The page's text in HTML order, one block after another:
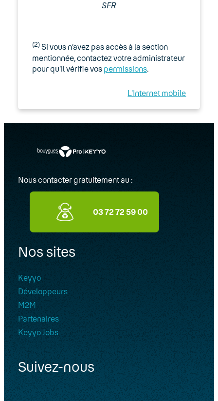
SFR
(2)Si vous n’avez pas accès à la section
mentionnée, contactez votre administrateur
pour qu’il vérifie vos permissions.
L’Internet mobile
Nous contacter gratuitement au :
03 72 72 59 00
Nos sites
Keyyo
Développeurs
M2M
Partenaires
Keyyo Jobs
Suivez-nous